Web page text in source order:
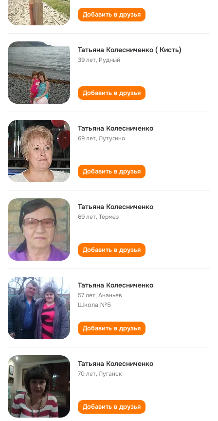
Добавить в друзья
Татьяна Колeсниченко ( Кисть)
39 лет, Рудный
Добавить в друзья
Татьяна Колесниченко
69 лет,Лутугино
Добавить в друзья
Татьяна Колесниченко
69 лет,Термез
Добавить в друзья
Татьяна Колесниченко
57 лет,Ананьев
Школа №5
Добавить в друзья
Татьяна Колесниченко
70 лет,Луганск
Добавить в друзья